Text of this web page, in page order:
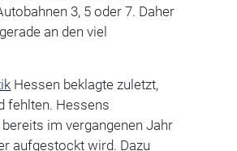
3, 5 oder 7. Daher
an den viel
Hessen beklagte zuletzt,
fehlten. Hessens
im vergangenen Jahr
aufgestockt wird. Dazu